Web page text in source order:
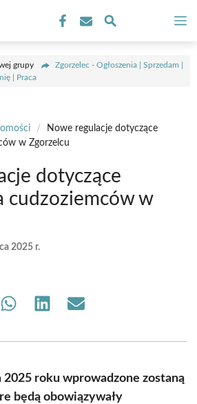
grupy
Zgorzelec - Ogłoszenia | Sprzedam |
| Praca
/
Nowe regulacje dotyczące
w Zgorzelcu
dotyczące
cudzoziemców w
2025 r.
Share Share Share
2025 roku wprowadzone zostaną
będą obowiązywały